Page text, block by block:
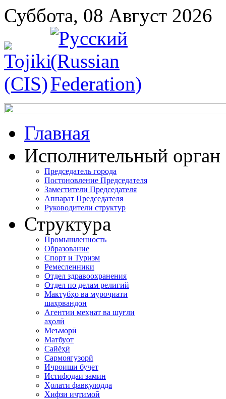
Суббота, 08 Август 2026
Главная
Исполнительный орган
Председатель города
Постоновление Председателя
Заместители Председателя
Аппарат Председателя
Руководители структур
Структура
Промышленность
Образование
Спорт и Туризм
Ремесленники
Отдел здравоохранения
Отдел по делам религий
Мактубҳо ва муроҷиати
шаҳрвандон
Агентии меҳнат ва шуғли
аҳолӣ
Меъморӣ
Матбуот
Сайёҳӣ
Сармоягузорӣ
Иҷроиши буҷет
Истифодаи замин
Ҳолати фавқулодда
Хифзи иҷтимоӣ